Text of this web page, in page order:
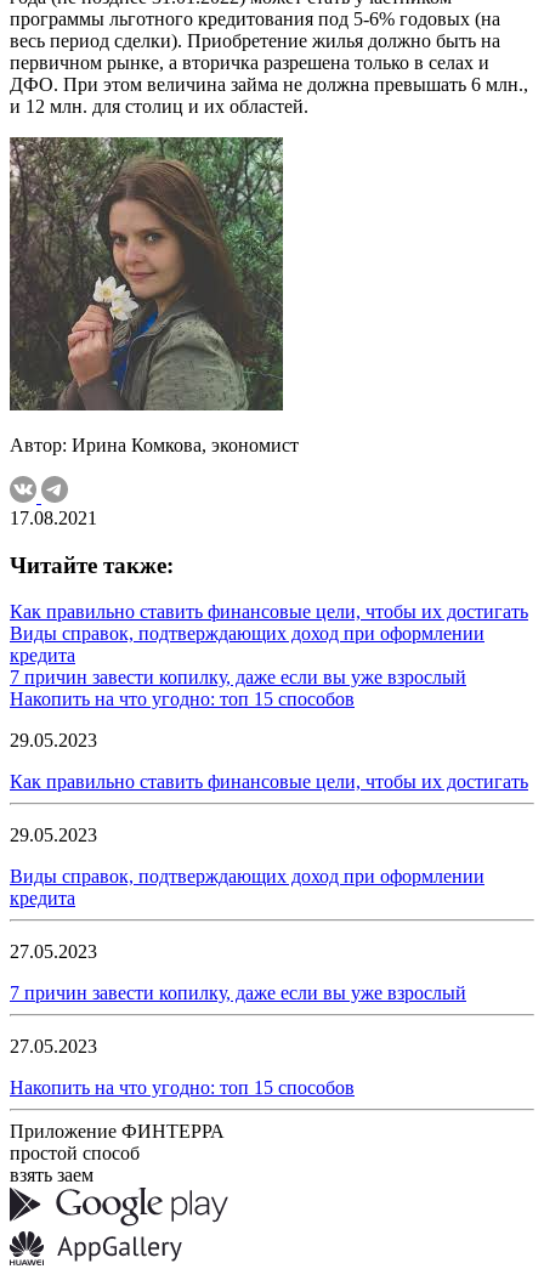
программы льготного кредитования под 5-6% годовых (на
весь период сделки). Приобретение жилья должно быть на
первичном рынке, а вторичка разрешена только в селах и
ДФО. При этом величина займа не должна превышать 6 млн.,
и 12 млн. для столиц и их областей.
Автор: Ирина Комкова, экономист
17.08.2021
Читайте также:
Как правильно ставить финансовые цели, чтобы их достигать
Виды справок, подтверждающих доход при оформлении
кредита
7 причин завести копилку, даже если вы уже взрослый
Накопить на что угодно: топ 15 способов
29.05.2023
Как правильно ставить финансовые цели, чтобы их достигать
29.05.2023
Виды справок, подтверждающих доход при оформлении
кредита
27.05.2023
7 причин завести копилку, даже если вы уже взрослый
27.05.2023
Накопить на что угодно: топ 15 способов
Приложение ФИНТЕРРА
простой способ
взять заем